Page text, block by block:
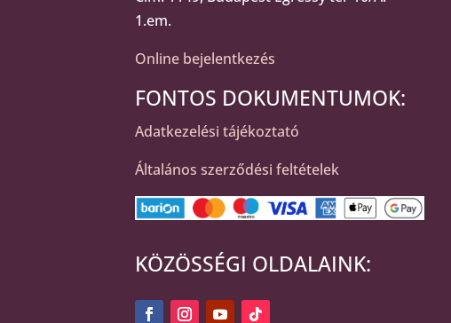
1.em.
Online bejelentkezés
FONTOS DOKUMENTUMOK:
Adatkezelési tájékoztató
Általános szerződési feltételek
KÖZÖSSÉGI OLDALAINK: